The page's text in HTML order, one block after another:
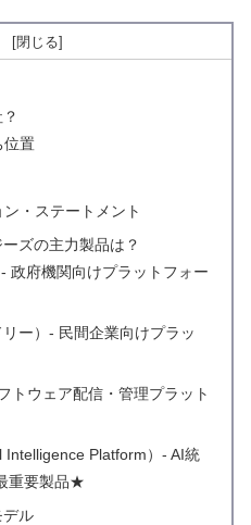
位置
・ステートメント
ズの主力製品は？
政府機関向けプラットフォー
ー）- 民間企業向けプラッ
トウェア配信・管理プラット
Intelligence Platform）- AI統
重要製品★
デル